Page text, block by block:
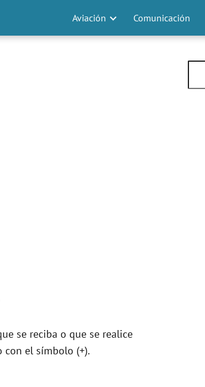
Aviación Comunicación
se reciba o que se realice
con el símbolo (+).